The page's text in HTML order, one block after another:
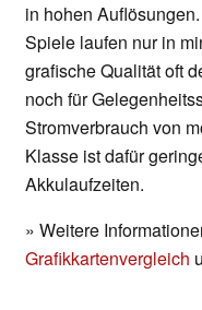
in hohen
Spiele laufen nur in
grafische Qualität oft
noch für
Stromverbrauch von
Klasse ist dafür
Akkulaufzeiten.
» Weitere
Grafikkartenvergleich